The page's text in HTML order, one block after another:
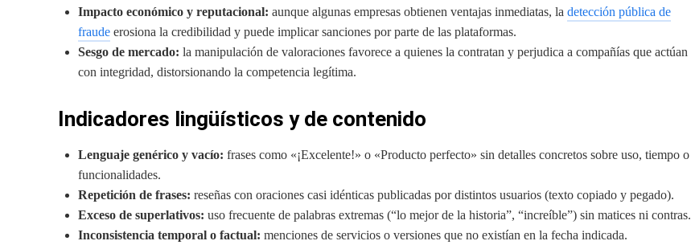
Impacto económico y reputacional: aunque algunas empresas obtienen ventajas inmediatas, la detección pública de
fraude erosiona la credibilidad y puede implicar sanciones por parte de las plataformas.
Sesgo de mercado: la manipulación de valoraciones favorece a quienes la contratan y perjudica a compañías que actúan
con integridad, distorsionando la competencia legítima.
Indicadores lingüísticos y de contenido
Lenguaje genérico y vacío: frases como «¡Excelente!» o «Producto perfecto» sin detalles concretos sobre uso, tiempo o
funcionalidades.
Repetición de frases: reseñas con oraciones casi idénticas publicadas por distintos usuarios (texto copiado y pegado).
Exceso de superlativos: uso frecuente de palabras extremas (“lo mejor de la historia”, “increíble”) sin matices ni contras.
Inconsistencia temporal o factual: menciones de servicios o versiones que no existían en la fecha indicada.